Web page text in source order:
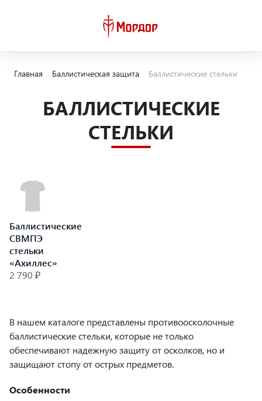
Главная Баллистическая защита Баллистические стельки
БАЛЛИСТИЧЕСКИЕ
СТЕЛЬКИ
Баллистические
СВМПЭ
стельки
«Ахиллес»
2 790 ₽
В нашем каталоге представлены противоосколочные
баллистические стельки, которые не только
обеспечивают надежную защиту от осколков, но и
защищают стопу от острых предметов.
Особенности